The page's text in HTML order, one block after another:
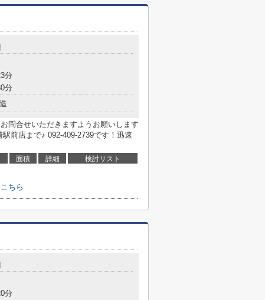
分
分
問合せいただきますようお願いします
前店まで♪ 092-409-2739です！迅速
面積 詳細 検討リスト
ちら
分